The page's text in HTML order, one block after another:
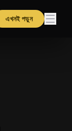
এখনই পড়ুন